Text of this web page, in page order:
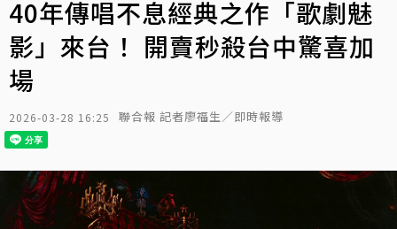
40年傳唱不息經典之作「歌劇魅
影」來台！ 開賣秒殺台中驚喜加
場
2026-03-28 16:25 聯合報 記者廖福生／即時報導